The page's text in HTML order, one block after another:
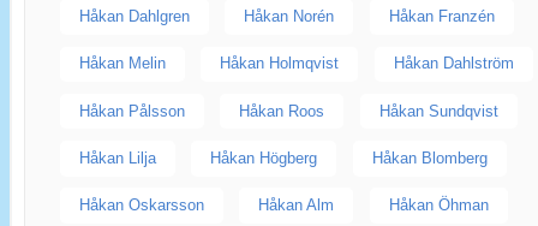
Håkan Dahlgren Håkan Norén Håkan Franzén
Håkan Melin Håkan Holmqvist Håkan Dahlström
Håkan Pålsson Håkan Roos Håkan Sundqvist
Håkan Lilja Håkan Högberg Håkan Blomberg
Håkan Oskarsson Håkan Alm Håkan Öhman